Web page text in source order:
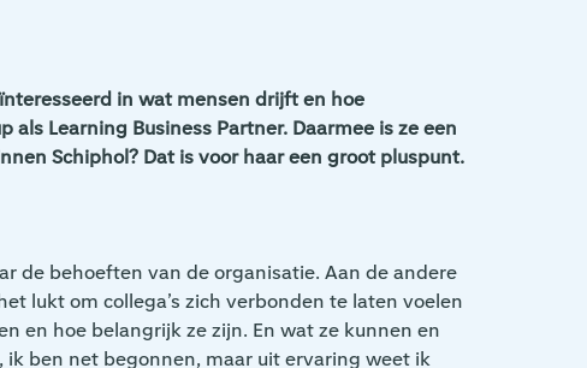
in wat mensen drijft en hoe
Learning Business Partner. Daarmee is ze een
Schiphol? Dat is voor haar een groot pluspunt.
de behoeften van de organisatie. Aan de andere
lukt om collega’s zich verbonden te laten voelen
en hoe belangrijk ze zijn. En wat ze kunnen en
ben net begonnen, maar uit ervaring weet ik